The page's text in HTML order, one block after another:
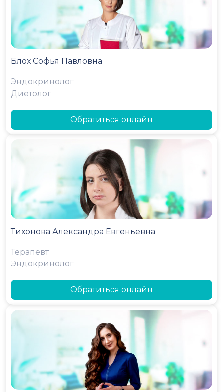
Блох Софья Павловна
Эндокринолог
Диетолог
Обратиться онлайн
Тихонова Александра Евгеньевна
Терапевт
Эндокринолог
Обратиться онлайн